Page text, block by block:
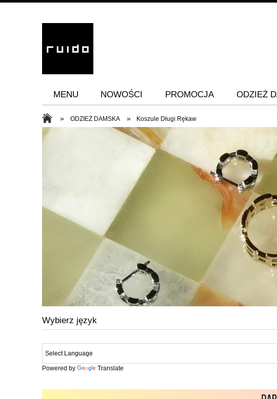
MENU NOWOŚCI PROMOCJA ODZIEŻ
» ODZIEŻ DAMSKA » Koszule Długi Rękaw
Wybierz język
Powered by Translate